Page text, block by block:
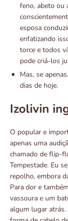
feno, abeto ou
esposa
enfatizando
torce e todos
pode criá-los
Mas, se
dias de hoje.
Izolivin
O popular e
apenas uma
chamado de flip-
Tempestade. Eu
repolho, embora
Para dor e
vassoura e um
algum lugar